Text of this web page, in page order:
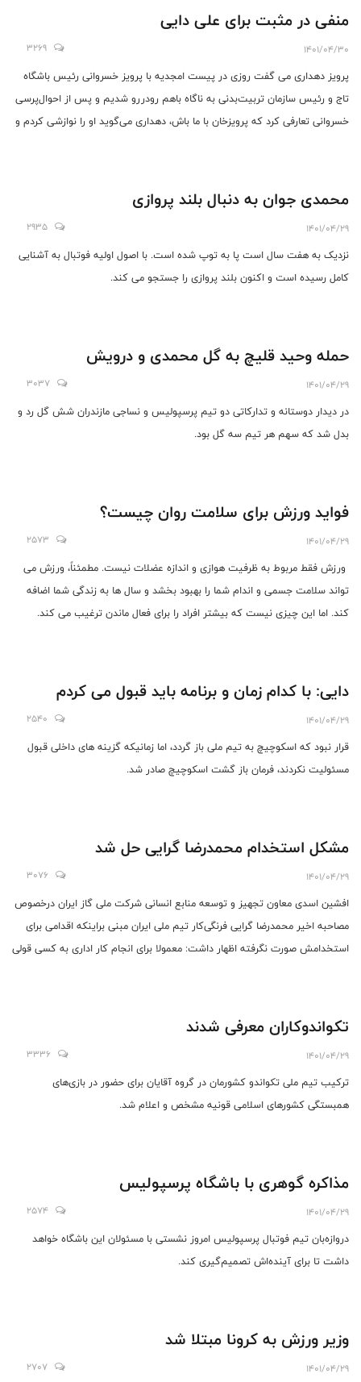
آمد که باید آن روز با جدیت بیشتر تمرین کنیم.
منفی در مثبت برای علی دایی
1401/04/30
3269
پرویز دهداری می گفت روزی در پیست امجدیه با پرویز خسروانی رئیس باشگاه
تاج و رئیس سازمان تربیت‌بدنی به ناگاه باهم رودررو شدیم و پس از احوال‌پرسی
خسروانی تعارفی کرد که پرویزخان با ما باش، دهداری می‌گوید او را نوازشی کردم و
محمدی جوان به دنبال بلند پروازی
1401/04/29
2935
نزدیک به هفت سال است پا به توپ شده است. با اصول اولیه فوتبال به آشنایی
کامل رسیده است و اکنون بلند پروازی را جستجو می کند.
حمله وحید قلیچ به گل محمدی و درویش
1401/04/29
3037
در دیدار دوستانه و تدارکاتی دو تیم پرسپولیس و نساجی مازندران شش گل رد و
بدل شد که سهم هر تیم سه گل بود.
فواید ورزش برای سلامت روان چیست؟
1401/04/29
2573
ورزش فقط مربوط به ظرفیت هوازی و اندازه عضلات نیست. مطمئناً، ورزش می
تواند سلامت جسمی و اندام شما را بهبود بخشد و سال ها به زندگی شما اضافه
کند. اما این چیزی نیست که بیشتر افراد را برای فعال ماندن ترغیب می کند.
دایی: با کدام زمان و برنامه باید قبول می کردم
1401/04/29
2540
قرار نبود که اسکوچیچ به تیم ملی باز گردد، اما زمانیکه گزینه های داخلی قبول
مسئولیت نکردند، فرمان باز گشت اسکوچیچ صادر شد.
مشکل استخدام محمدرضا گرایی حل شد
1401/04/29
3076
افشین اسدی معاون تجهیز و توسعه منابع انسانی شرکت ملی گاز ایران درخصوص
مصاحبه اخیر محمدرضا گرایی فرنگی‌کار تیم ملی ایران مبنی براینکه اقدامی برای
استخدامش صورت نگرفته اظهار داشت: معمولا برای انجام کار اداری به کسی قولی
تکواندوکاران معرفی شدند
1401/04/29
3336
ترکیب تیم ملی تکواندو کشورمان در گروه آقایان برای حضور در بازی‌های
همبستگی کشورهای اسلامی قونیه مشخص و اعلام شد.
مذاکره گوهری با باشگاه پرسپولیس
1401/04/29
2574
دروازه‌بان‌‌ تیم فوتبال پرسپولیس امروز نشستی با مسئولان این باشگاه خواهد
داشت تا برای آینده‌اش تصمیم‌گیری کند.
وزیر ورزش به کرونا مبتلا شد
1401/04/29
2707